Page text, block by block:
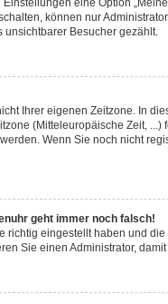
können nur
Besucher gezählt.
Ihrer eigenen Zeitzone. In
(Mitteleuropäische Zeit,
Wenn Sie noch nicht
geht immer noch falsch!
richtig eingestellt haben und
Sie einen Administrator,